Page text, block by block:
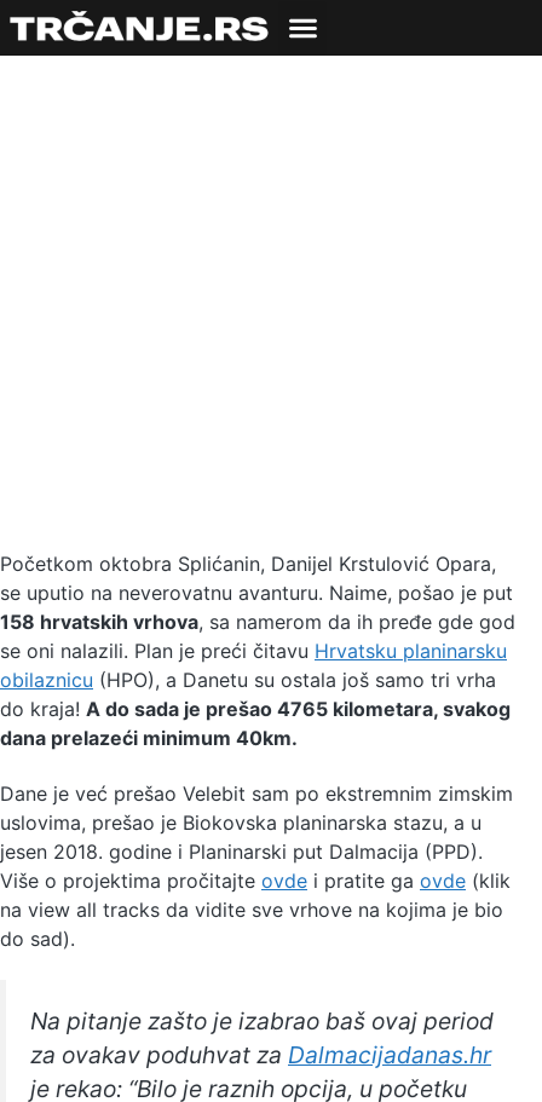
Početkom oktobra Splićanin, Danijel Krstulović Opara,
se uputio na neverovatnu avanturu. Naime, pošao je put
158 hrvatskih vrhova, sa namerom da ih pređe gde god
se oni nalazili. Plan je preći čitavu Hrvatsku planinarsku
obilaznicu (HPO), a Danetu su ostala još samo tri vrha
do kraja! A do sada je prešao 4765 kilometara, svakog
dana prelazeći minimum 40km.
Dane je već prešao Velebit sam po ekstremnim zimskim
uslovima, prešao je Biokovska planinarska stazu, a u
jesen 2018. godine i Planinarski put Dalmacija (PPD).
Više o projektima pročitajte ovde i pratite ga ovde (klik
na view all tracks da vidite sve vrhove na kojima je bio
do sad).
Na pitanje zašto je izabrao baš ovaj period
za ovakav poduhvat za Dalmacijadanas.hr
je rekao: “Bilo je raznih opcija, u početku